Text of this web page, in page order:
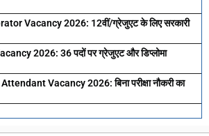
Vacancy 2026: 12वीं/ग्रेजुएट के लिए सरकारी
2026: 36 पदों पर ग्रेजुएट और डिप्लोमा
Vacancy 2026: बिना परीक्षा नौकरी का